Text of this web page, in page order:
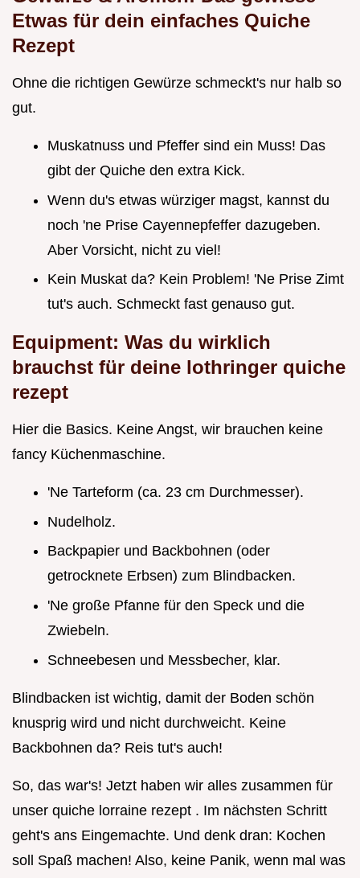
Etwas für dein einfaches Quiche
Rezept
Ohne die richtigen Gewürze schmeckt's nur halb so
gut.
Muskatnuss und Pfeffer sind ein Muss! Das
gibt der Quiche den extra Kick.
Wenn du's etwas würziger magst, kannst du
noch 'ne Prise Cayennepfeffer dazugeben.
Aber Vorsicht, nicht zu viel!
Kein Muskat da? Kein Problem! 'Ne Prise Zimt
tut's auch. Schmeckt fast genauso gut.
Equipment: Was du wirklich
brauchst für deine lothringer quiche
rezept
Hier die Basics. Keine Angst, wir brauchen keine
fancy Küchenmaschine.
'Ne Tarteform (ca. 23 cm Durchmesser).
Nudelholz.
Backpapier und Backbohnen (oder
getrocknete Erbsen) zum Blindbacken.
'Ne große Pfanne für den Speck und die
Zwiebeln.
Schneebesen und Messbecher, klar.
Blindbacken ist wichtig, damit der Boden schön
knusprig wird und nicht durchweicht. Keine
Backbohnen da? Reis tut's auch!
So, das war's! Jetzt haben wir alles zusammen für
unser quiche lorraine rezept . Im nächsten Schritt
geht's ans Eingemachte. Und denk dran: Kochen
soll Spaß machen! Also, keine Panik, wenn mal was